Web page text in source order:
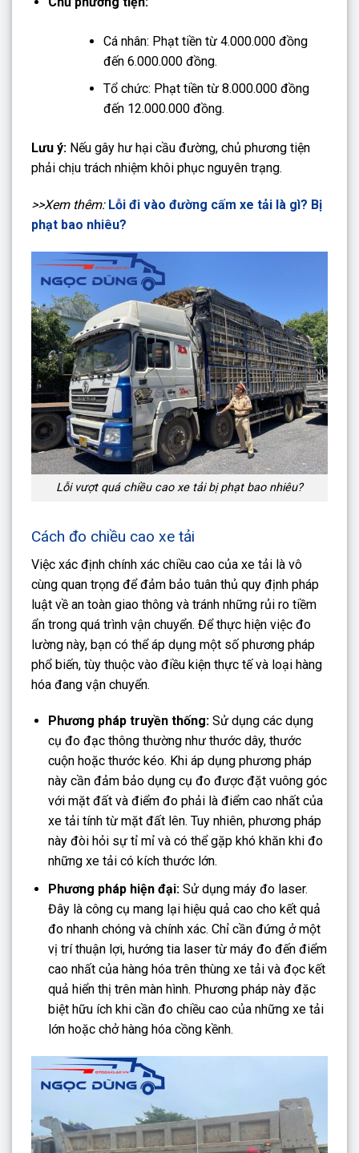
Cá nhân: Phạt tiền từ 4.000.000 đồng
đến 6.000.000 đồng.
Tổ chức: Phạt tiền từ 8.000.000 đồng
đến 12.000.000 đồng.
Lưu ý: Nếu gây hư hại cầu đường, chủ phương tiện
phải chịu trách nhiệm khôi phục nguyên trạng.
>>Xem thêm: Lỗi đi vào đường cấm xe tải là gì? Bị
phạt bao nhiêu?
Lỗi vượt quá chiều cao xe tải bị phạt bao nhiêu?
Cách đo chiều cao xe tải
Việc xác định chính xác chiều cao của xe tải là vô
cùng quan trọng để đảm bảo tuân thủ quy định pháp
luật về an toàn giao thông và tránh những rủi ro tiềm
ẩn trong quá trình vận chuyển. Để thực hiện việc đo
lường này, bạn có thể áp dụng một số phương pháp
phổ biến, tùy thuộc vào điều kiện thực tế và loại hàng
hóa đang vận chuyển.
Phương pháp truyền thống:Sử dụng các dụng
cụ đo đạc thông thường như thước dây, thước
cuộn hoặc thước kéo. Khi áp dụng phương pháp
này cần đảm bảo dụng cụ đo được đặt vuông góc
với mặt đất và điểm đo phải là điểm cao nhất của
xe tải tính từ mặt đất lên. Tuy nhiên, phương pháp
này đòi hỏi sự tỉ mỉ và có thể gặp khó khăn khi đo
những xe tải có kích thước lớn.
Phương pháp hiện đại:Sử dụng máy đo laser.
Đây là công cụ mang lại hiệu quả cao cho kết quả
đo nhanh chóng và chính xác. Chỉ cần đứng ở một
vị trí thuận lợi, hướng tia laser từ máy đo đến điểm
cao nhất của hàng hóa trên thùng xe tải và đọc kết
quả hiển thị trên màn hình. Phương pháp này đặc
biệt hữu ích khi cần đo chiều cao của những xe tải
lớn hoặc chở hàng hóa cồng kềnh.